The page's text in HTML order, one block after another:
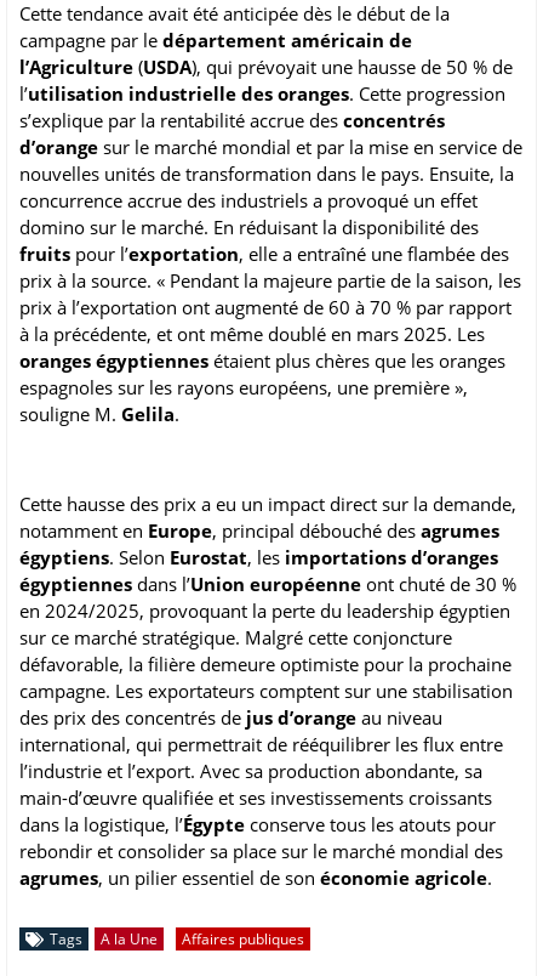
Cette tendance avait été anticipée dès le début de la
campagne par le département américain de
l’Agriculture (USDA), qui prévoyait une hausse de 50 % de
l’utilisation industrielle des oranges. Cette progression
s’explique par la rentabilité accrue des concentrés
d’orange sur le marché mondial et par la mise en service de
nouvelles unités de transformation dans le pays. Ensuite, la
concurrence accrue des industriels a provoqué un effet
domino sur le marché. En réduisant la disponibilité des
fruits pour l’exportation, elle a entraîné une flambée des
prix à la source. « Pendant la majeure partie de la saison, les
prix à l’exportation ont augmenté de 60 à 70 % par rapport
à la précédente, et ont même doublé en mars 2025. Les
oranges égyptiennes étaient plus chères que les oranges
espagnoles sur les rayons européens, une première »,
souligne M. Gelila.
Cette hausse des prix a eu un impact direct sur la demande,
notamment en Europe, principal débouché des agrumes
égyptiens. Selon Eurostat, les importations d’oranges
égyptiennes dans l’Union européenne ont chuté de 30 %
en 2024/2025, provoquant la perte du leadership égyptien
sur ce marché stratégique. Malgré cette conjoncture
défavorable, la filière demeure optimiste pour la prochaine
campagne. Les exportateurs comptent sur une stabilisation
des prix des concentrés de jus d’orange au niveau
international, qui permettrait de rééquilibrer les flux entre
l’industrie et l’export. Avec sa production abondante, sa
main-d’œuvre qualifiée et ses investissements croissants
dans la logistique, l’Égypte conserve tous les atouts pour
rebondir et consolider sa place sur le marché mondial des
agrumes, un pilier essentiel de son économie agricole.
Tags A la Une Affaires publiques